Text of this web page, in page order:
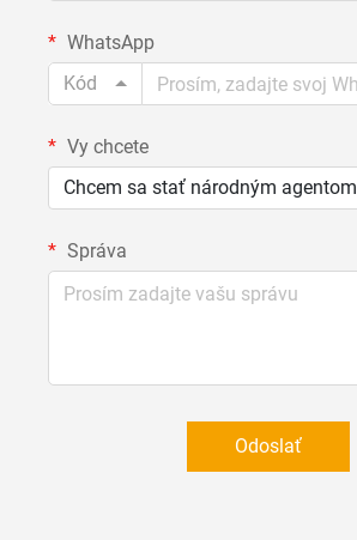
WhatsApp
Kód
Vy chcete
Chcem sa stať národným agentom
Správa
Odoslať